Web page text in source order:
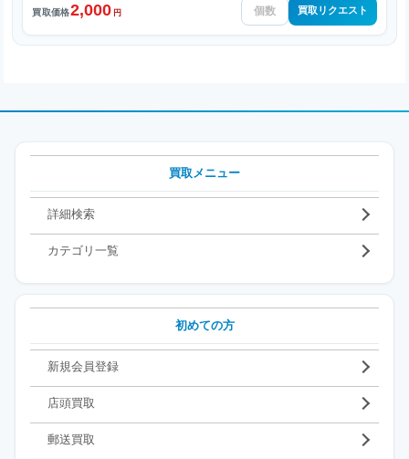
買取価格2,000 円 買取リクエスト
買取メニュー
詳細検索
カテゴリ一覧
初めての方
新規会員登録
店頭買取
郵送買取